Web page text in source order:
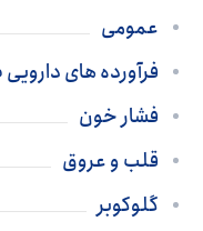
عمومی
فرآورده های
فشار خون
قلب و عروق
گلوکوبر